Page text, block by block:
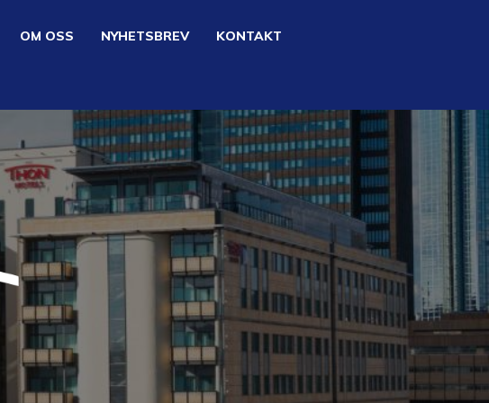
OM OSS NYHETSBREV KONTAKT